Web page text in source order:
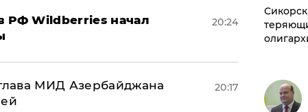
РФ Wildberries начал
20:24
МИД Азербайджана
20:17